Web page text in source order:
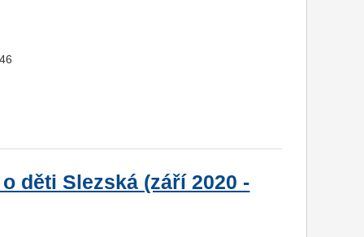
děti Slezská (září 2020 -